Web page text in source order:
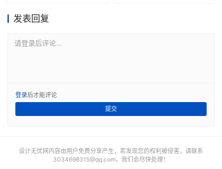
发表回复
请登录后评论...
登录后才能评论
提交
设计无忧网内容由用户免费分享产生，若发现您的权利被侵害，请联系
3034698315@qq.com，我们会尽快处理！